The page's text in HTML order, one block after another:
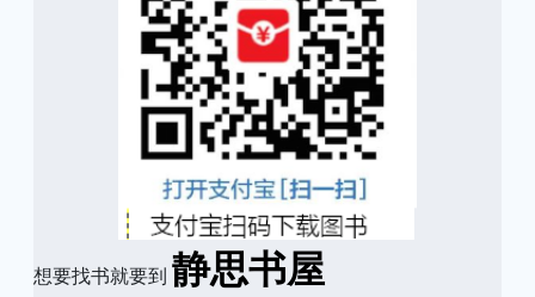
想要找书就要到 静思书屋